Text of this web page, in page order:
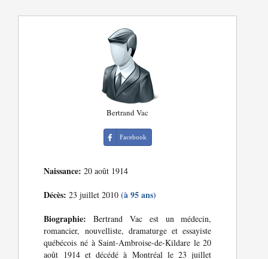
Bertrand Vac
Facebook
Naissance: 20 août 1914
Décès: 23 juillet 2010(à 95 ans)
Biographie: Bertrand Vac est un médecin,
romancier, nouvelliste, dramaturge et essayiste
québécois né à Saint-Ambroise-de-Kildare le 20
août 1914 et décédé à Montréal le 23 juillet